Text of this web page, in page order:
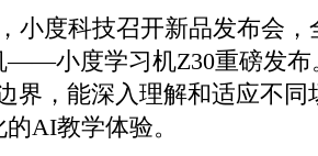
度科技召开新品发布会，
——小度学习机Z30重磅发布
界，能深入理解和适应不
AI教学体验。